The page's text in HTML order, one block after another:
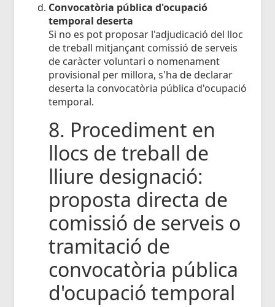
Convocatòria pública d'ocupació
temporal deserta
Si no es pot proposar l'adjudicació del lloc
de treball mitjançant comissió de serveis
de caràcter voluntari o nomenament
provisional per millora, s'ha de declarar
deserta la convocatòria pública d'ocupació
temporal.
8. Procediment en
llocs de treball de
lliure designació:
proposta directa de
comissió de serveis o
tramitació de
convocatòria pública
d'ocupació temporal